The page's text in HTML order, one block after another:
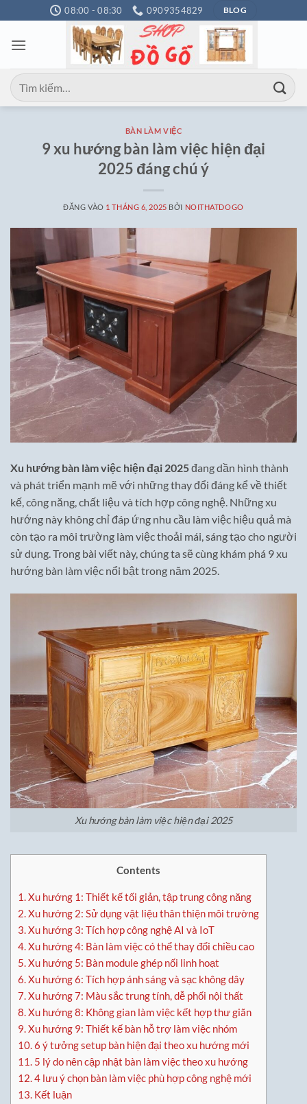
qua
nội
08:00 - 08:30 0909354829 BLOG
Tìm
kiếm:
BÀN LÀM VIỆC
9 xu hướng bàn làm việc hiện đại
2025 đáng chú ý
ĐĂNG VÀO 1 THÁNG 6, 2025 BỞI NOITHATDOGO
Xu hướng bàn làm việc hiện đại 2025đang dần hình thành
và phát triển mạnh mẽ với những thay đổi đáng kể về thiết
kế, công năng, chất liệu và tích hợp công nghệ. Những xu
hướng này không chỉ đáp ứng nhu cầu làm việc hiệu quả mà
còn tạo ra môi trường làm việc thoải mái, sáng tạo cho người
sử dụng. Trong bài viết này, chúng ta sẽ cùng khám phá 9 xu
hướng bàn làm việc nổi bật trong năm 2025.
Xu hướng bàn làm việc hiện đại 2025
Contents
1.Xu hướng 1: Thiết kế tối giản, tập trung công năng
2.Xu hướng 2: Sử dụng vật liệu thân thiện môi trường
3.Xu hướng 3: Tích hợp công nghệ AI và IoT
4.Xu hướng 4: Bàn làm việc có thể thay đổi chiều cao
5.Xu hướng 5: Bàn module ghép nối linh hoạt
6.Xu hướng 6: Tích hợp ánh sáng và sạc không dây
7.Xu hướng 7: Màu sắc trung tính, dễ phối nội thất
8.Xu hướng 8: Không gian làm việc kết hợp thư giãn
9.Xu hướng 9: Thiết kế bàn hỗ trợ làm việc nhóm
10.6 ý tưởng setup bàn hiện đại theo xu hướng mới
11. 5 lý do nên cập nhật bàn làm việc theo xu hướng
12.4 lưu ý chọn bàn làm việc phù hợp công nghệ mới
13. Kết luận